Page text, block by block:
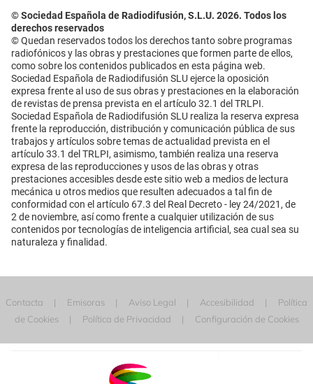
© Sociedad Española de Radiodifusión, S.L.U. 2026. Todos los
derechos reservados
© Quedan reservados todos los derechos tanto sobre programas
radiofónicos y las obras y prestaciones que formen parte de ellos,
como sobre los contenidos publicados en esta página web.
Sociedad Española de Radiodifusión SLU ejerce la oposición
expresa frente al uso de sus obras y prestaciones en la elaboración
de revistas de prensa prevista en el artículo 32.1 del TRLPI.
Sociedad Española de Radiodifusión SLU realiza la reserva expresa
frente la reproducción, distribución y comunicación pública de sus
trabajos y artículos sobre temas de actualidad prevista en el
artículo 33.1 del TRLPI, asimismo, también realiza una reserva
expresa de las reproducciones y usos de las obras y otras
prestaciones accesibles desde este sitio web a medios de lectura
mecánica u otros medios que resulten adecuados a tal fin de
conformidad con el artículo 67.3 del Real Decreto - ley 24/2021, de
2 de noviembre, así como frente a cualquier utilización de sus
contenidos por tecnologías de inteligencia artificial, sea cual sea su
naturaleza y finalidad.
Contacta Emisoras Aviso Legal Accesibilidad
Política
de Cookies
Política de Privacidad Configuración de Cookies